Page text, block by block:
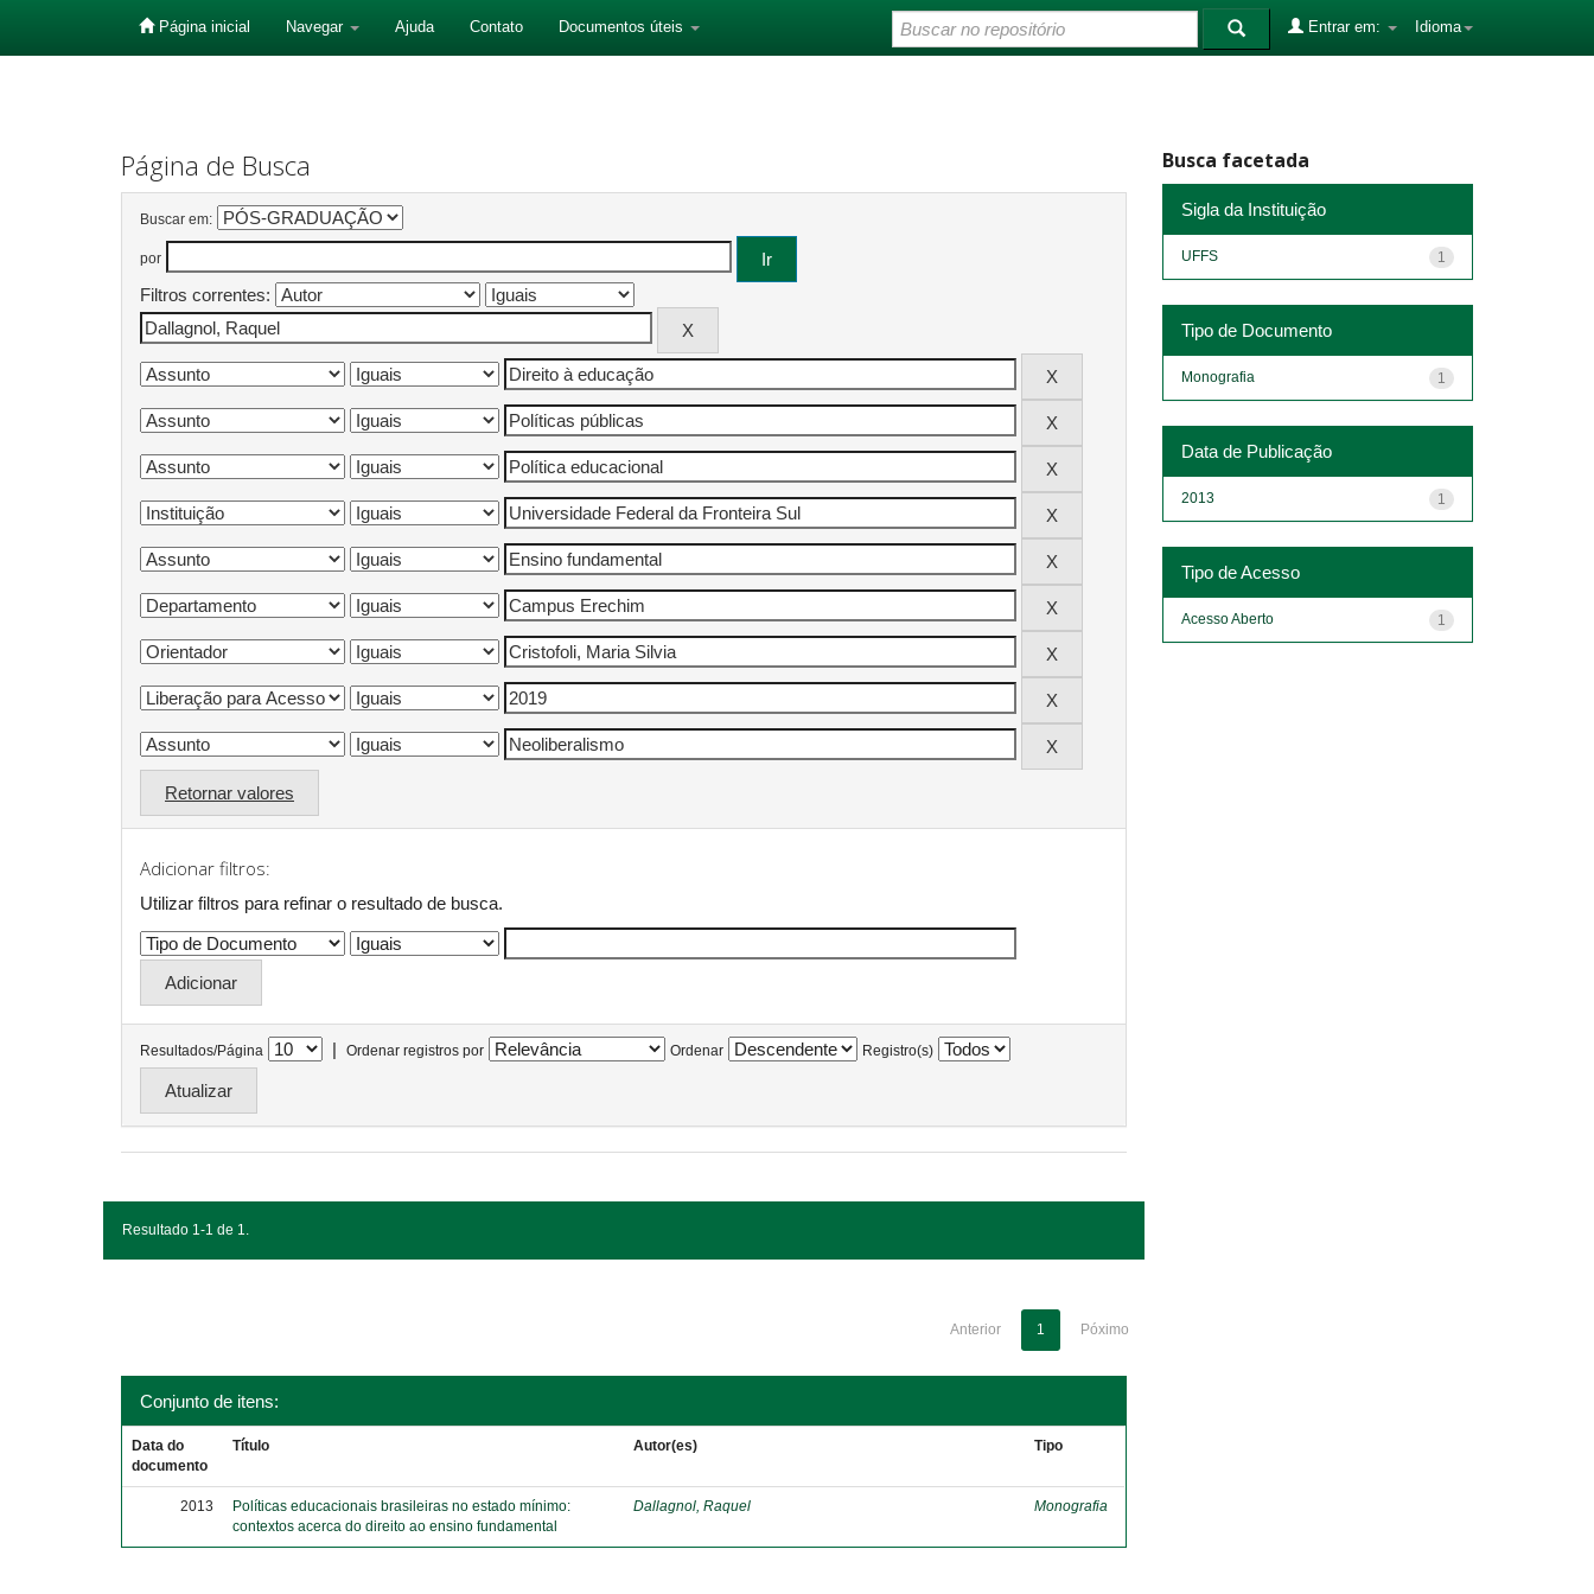
Página inicial Navegar Ajuda Contato Documentos úteis Idioma
Entrar em:
Página de Busca
Buscar em:
por
Filtros correntes:
Retornar valores
Adicionar filtros:
Utilizar filtros para refinar o resultado de busca.
Resultados/Página | Ordenar registros por Ordenar Registro(s)
Resultado 1-1 de 1.
Anterior 1 Póximo
Conjunto de itens:
Data do
documento
Título Autor(es) Tipo
2013
Políticas educacionais brasileiras no estado mínimo:
contextos acerca do direito ao ensino fundamental
Dallagnol, Raquel Monografia
Busca facetada
Sigla da Instituição
1
UFFS
Tipo de Documento
1
Monografia
Data de Publicação
1
2013
Tipo de Acesso
1
Acesso Aberto